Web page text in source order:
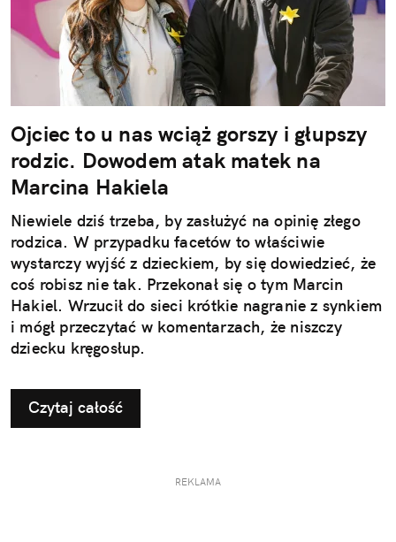
Ojciec to u nas wciąż gorszy i głupszy
rodzic. Dowodem atak matek na
Marcina Hakiela
Niewiele dziś trzeba, by zasłużyć na opinię złego
rodzica. W przypadku facetów to właściwie
wystarczy wyjść z dzieckiem, by się dowiedzieć, że
coś robisz nie tak. Przekonał się o tym Marcin
Hakiel. Wrzucił do sieci krótkie nagranie z synkiem
i mógł przeczytać w komentarzach, że niszczy
dziecku kręgosłup.
Czytaj całość
REKLAMA